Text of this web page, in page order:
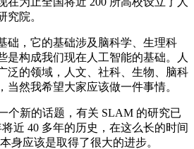
究院。
，它的基础涉及脑科学、生理科
是构成我们现在人工智能的基础。人
泛的领域，人文、社科、生物、脑科
当然我希望大家应该做一件事情。
新的话题，有关 SLAM 的研究已
近 40 多年的历史，在这么长的时间
身应该是取得了很大的进步。